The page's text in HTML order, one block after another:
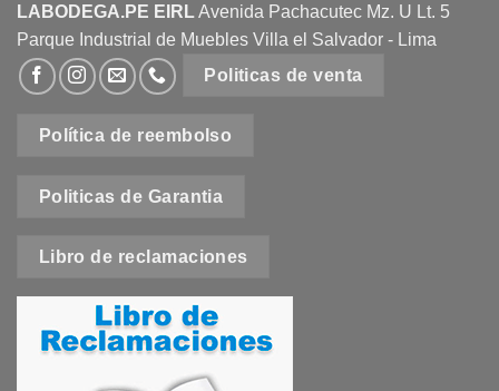
LABODEGA.PE EIRLAvenida Pachacutec Mz. U Lt. 5
Parque Industrial de Muebles Villa el Salvador - Lima
Politicas de venta
Política de reembolso
Politicas de Garantia
Libro de reclamaciones